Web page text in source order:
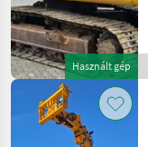
Használt gép